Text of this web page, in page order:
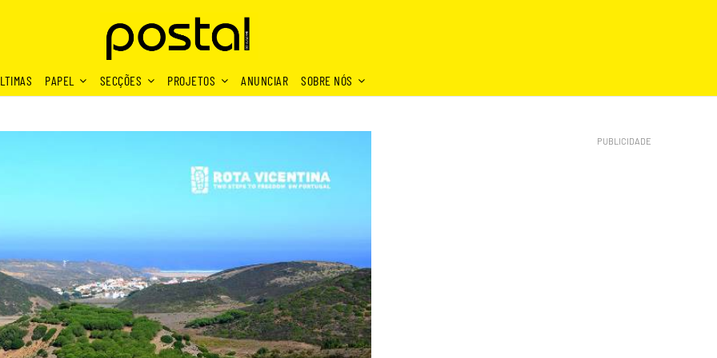
PAPEL SECÇÕES PROJETOS ANUNCIAR SOBRE NÓS